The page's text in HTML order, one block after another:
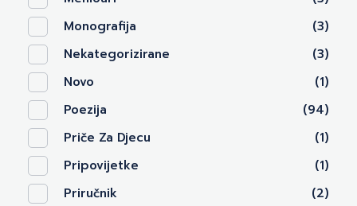
Monografija
(3)
Nekategorizirane
(3)
Novo
(1)
Poezija
(94)
Priče Za Djecu
(1)
Pripovijetke
(1)
Priručnik
(2)